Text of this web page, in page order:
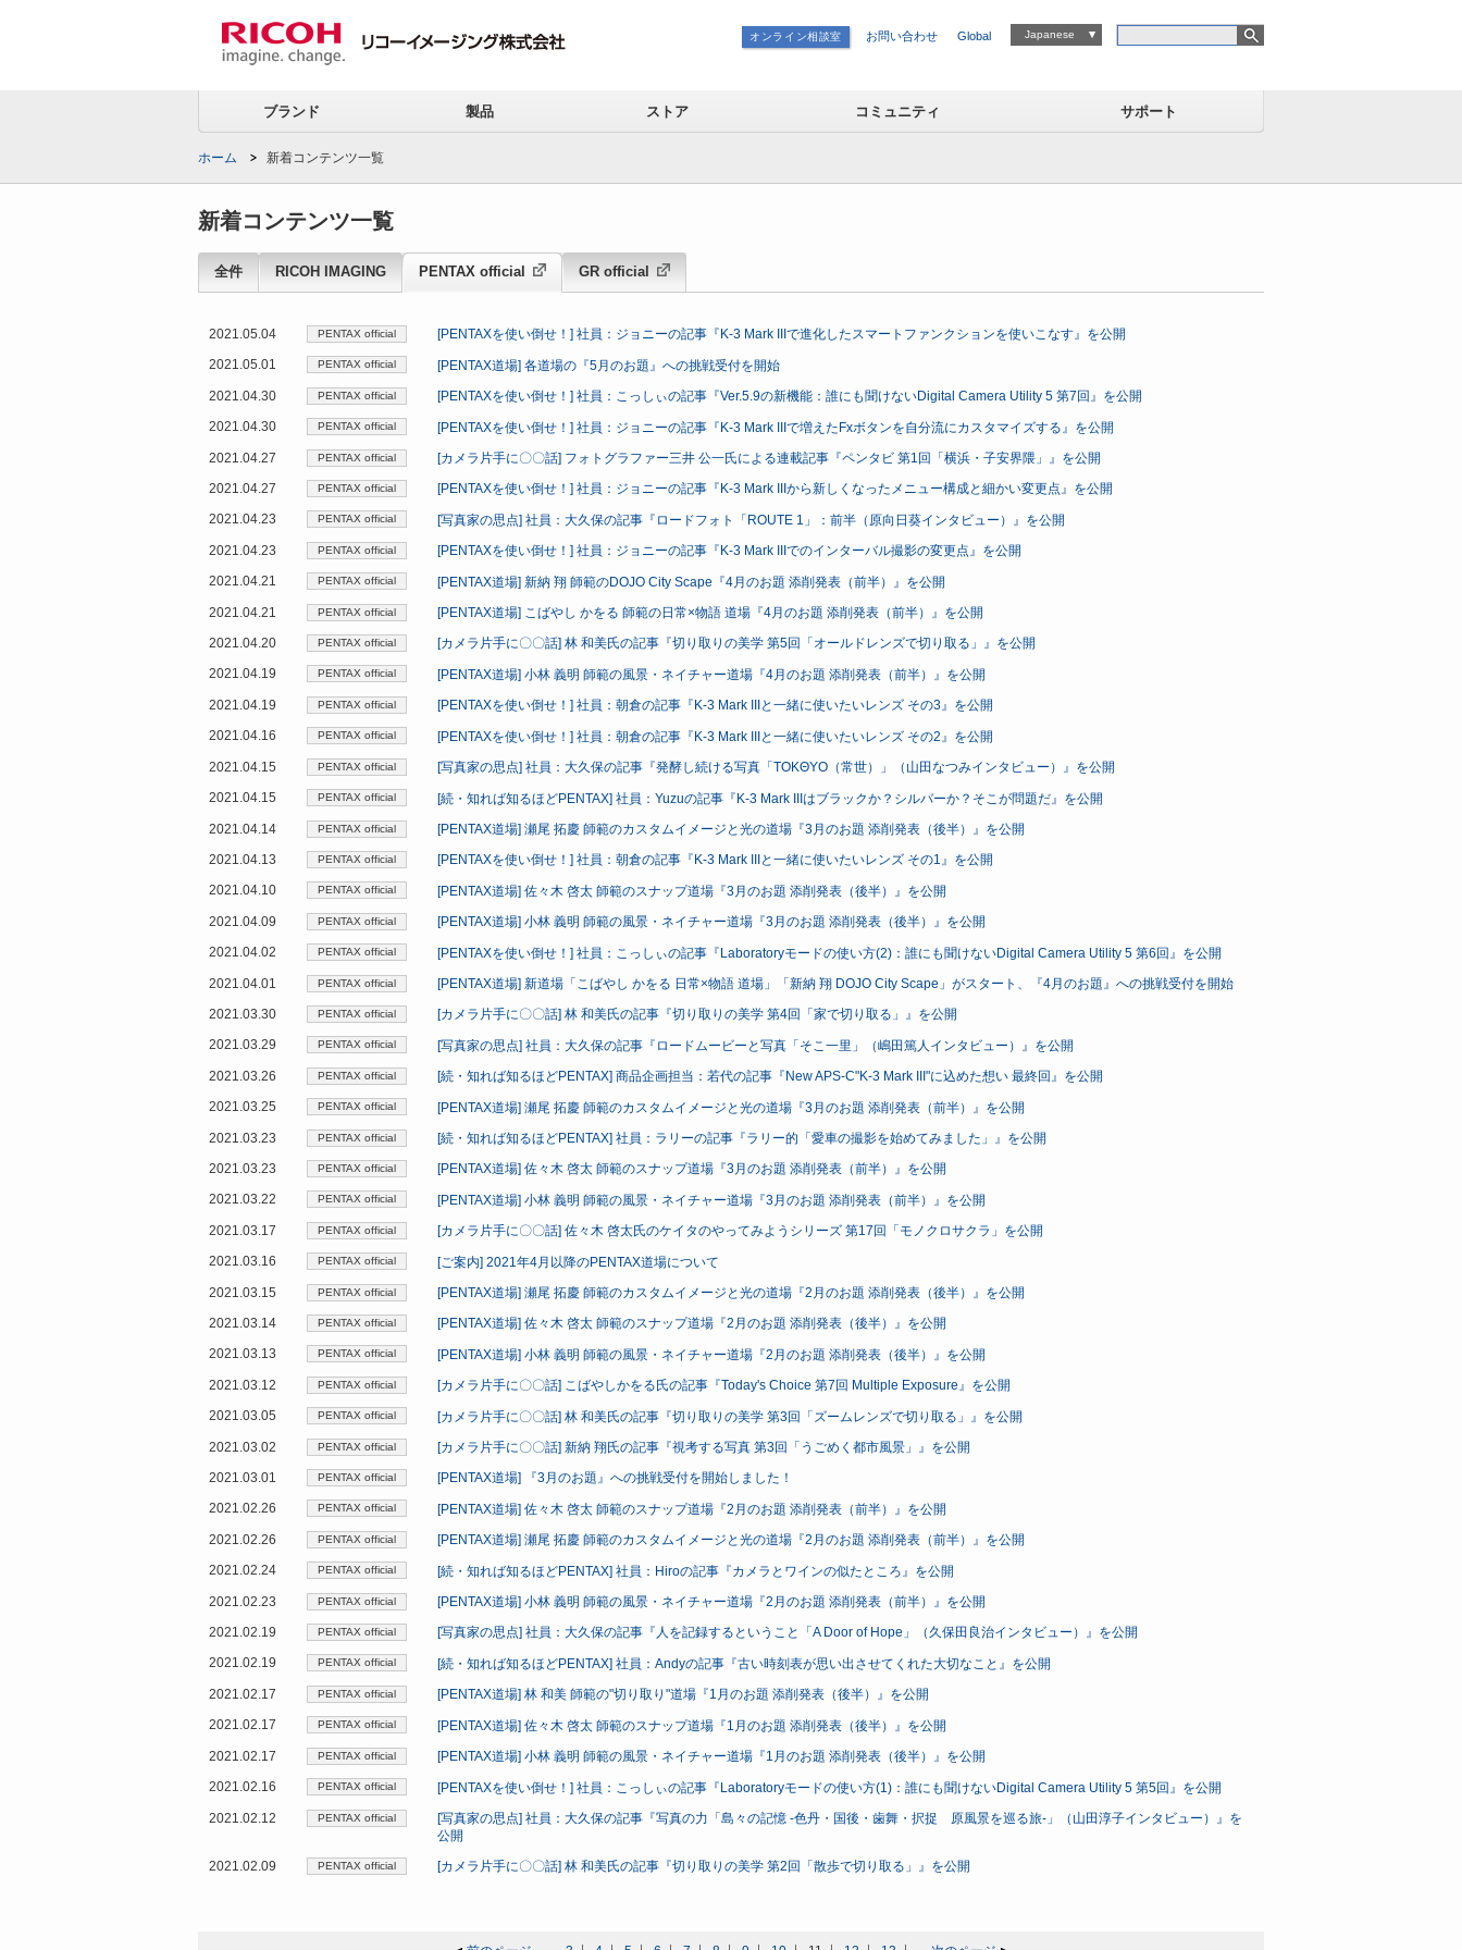
オンライン相談室 お問い合わせ Global Japanese
ブランド 製品 ストア コミュニティ サポート
ホーム 新着コンテンツ一覧
新着コンテンツ一覧
official
全件 RICOH IMAGING PENTAX official GR official
2021.05.04 PENTAX official
[PENTAXを使い倒せ！] 社員：ジョニーの記事『K-3 Mark IIIで進化したスマートファンクションを使いこなす』を公開
2021.05.01
PENTAX official
[PENTAX道場] 各道場の『5月のお題』への挑戦受付を開始
2021.04.30
PENTAX official
[PENTAXを使い倒せ！] 社員：こっしぃの記事『Ver.5.9の新機能：誰にも聞けないDigital Camera Utility 5 第7回』を公開
2021.04.30
PENTAX official
[PENTAXを使い倒せ！] 社員：ジョニーの記事『K-3 Mark IIIで増えたFxボタンを自分流にカスタマイズする』を公開
2021.04.27
PENTAX official
[カメラ片手に〇〇話] フォトグラファー三井 公一氏による連載記事『ペンタビ 第1回「横浜・子安界隈」』を公開
2021.04.27
PENTAX official
[PENTAXを使い倒せ！] 社員：ジョニーの記事『K-3 Mark IIIから新しくなったメニュー構成と細かい変更点』を公開
2021.04.23
PENTAX official
[写真家の思点] 社員：大久保の記事『ロードフォト「ROUTE 1」：前半（原向日葵インタビュー）』を公開
2021.04.23
PENTAX official
[PENTAXを使い倒せ！] 社員：ジョニーの記事『K-3 Mark IIIでのインターバル撮影の変更点』を公開
2021.04.21
PENTAX official
[PENTAX道場] 新納 翔 師範のDOJO City Scape『4月のお題 添削発表（前半）』を公開
2021.04.21
PENTAX official
[PENTAX道場] こばやし かをる 師範の日常×物語 道場『4月のお題 添削発表（前半）』を公開
2021.04.20
PENTAX official
[カメラ片手に〇〇話] 林 和美氏の記事『切り取りの美学 第5回「オールドレンズで切り取る」』を公開
2021.04.19
PENTAX official
[PENTAX道場] 小林 義明 師範の風景・ネイチャー道場『4月のお題 添削発表（前半）』を公開
2021.04.19
PENTAX official
[PENTAXを使い倒せ！] 社員：朝倉の記事『K-3 Mark IIIと一緒に使いたいレンズ その3』を公開
2021.04.16
PENTAX official
[PENTAXを使い倒せ！] 社員：朝倉の記事『K-3 Mark IIIと一緒に使いたいレンズ その2』を公開
2021.04.15
PENTAX official
[写真家の思点] 社員：大久保の記事『発酵し続ける写真「TOKΘYO（常世）」（山田なつみインタビュー）』を公開
2021.04.15
PENTAX official
[続・知れば知るほどPENTAX] 社員：Yuzuの記事『K-3 Mark IIIはブラックか？シルバーか？そこが問題だ』を公開
2021.04.14
PENTAX official
[PENTAX道場] 瀬尾 拓慶 師範のカスタムイメージと光の道場『3月のお題 添削発表（後半）』を公開
2021.04.13
PENTAX official
[PENTAXを使い倒せ！] 社員：朝倉の記事『K-3 Mark IIIと一緒に使いたいレンズ その1』を公開
2021.04.10
PENTAX official
[PENTAX道場] 佐々木 啓太 師範のスナップ道場『3月のお題 添削発表（後半）』を公開
2021.04.09
PENTAX official
[PENTAX道場] 小林 義明 師範の風景・ネイチャー道場『3月のお題 添削発表（後半）』を公開
2021.04.02
PENTAX official
[PENTAXを使い倒せ！] 社員：こっしぃの記事『Laboratoryモードの使い方(2)：誰にも聞けないDigital Camera Utility 5 第6回』を公開
2021.04.01
PENTAX official
[PENTAX道場] 新道場「こばやし かをる 日常×物語 道場」「新納 翔 DOJO City Scape」がスタート、『4月のお題』への挑戦受付を開始
2021.03.30
PENTAX official
[カメラ片手に〇〇話] 林 和美氏の記事『切り取りの美学 第4回「家で切り取る」』を公開
2021.03.29
PENTAX official
[写真家の思点] 社員：大久保の記事『ロードムービーと写真「そこ一里」（嶋田篤人インタビュー）』を公開
2021.03.26
PENTAX official
[続・知れば知るほどPENTAX] 商品企画担当：若代の記事『New APS-C"K-3 Mark III"に込めた想い 最終回』を公開
2021.03.25
PENTAX official
[PENTAX道場] 瀬尾 拓慶 師範のカスタムイメージと光の道場『3月のお題 添削発表（前半）』を公開
2021.03.23
PENTAX official
[続・知れば知るほどPENTAX] 社員：ラリーの記事『ラリー的「愛車の撮影を始めてみました」』を公開
2021.03.23
PENTAX official
[PENTAX道場] 佐々木 啓太 師範のスナップ道場『3月のお題 添削発表（前半）』を公開
2021.03.22
PENTAX official
[PENTAX道場] 小林 義明 師範の風景・ネイチャー道場『3月のお題 添削発表（前半）』を公開
2021.03.17
PENTAX official
[カメラ片手に〇〇話] 佐々木 啓太氏のケイタのやってみようシリーズ 第17回「モノクロサクラ」を公開
2021.03.16
PENTAX official
[ご案内] 2021年4月以降のPENTAX道場について
2021.03.15
PENTAX official
[PENTAX道場] 瀬尾 拓慶 師範のカスタムイメージと光の道場『2月のお題 添削発表（後半）』を公開
2021.03.14
PENTAX official
[PENTAX道場] 佐々木 啓太 師範のスナップ道場『2月のお題 添削発表（後半）』を公開
2021.03.13
PENTAX official
[PENTAX道場] 小林 義明 師範の風景・ネイチャー道場『2月のお題 添削発表（後半）』を公開
2021.03.12
PENTAX official
[カメラ片手に〇〇話] こばやしかをる氏の記事『Today's Choice 第7回 Multiple Exposure』を公開
2021.03.05
PENTAX official
[カメラ片手に〇〇話] 林 和美氏の記事『切り取りの美学 第3回「ズームレンズで切り取る」』を公開
2021.03.02
PENTAX official
[カメラ片手に〇〇話] 新納 翔氏の記事『視考する写真 第3回「うごめく都市風景」』を公開
2021.03.01
PENTAX official
[PENTAX道場] 『3月のお題』への挑戦受付を開始しました！
2021.02.26
PENTAX official
[PENTAX道場] 佐々木 啓太 師範のスナップ道場『2月のお題 添削発表（前半）』を公開
2021.02.26
PENTAX official
[PENTAX道場] 瀬尾 拓慶 師範のカスタムイメージと光の道場『2月のお題 添削発表（前半）』を公開
2021.02.24
PENTAX official
[続・知れば知るほどPENTAX] 社員：Hiroの記事『カメラとワインの似たところ』を公開
2021.02.23
PENTAX official
[PENTAX道場] 小林 義明 師範の風景・ネイチャー道場『2月のお題 添削発表（前半）』を公開
2021.02.19
PENTAX official
[写真家の思点] 社員：大久保の記事『人を記録するということ「A Door of Hope」（久保田良治インタビュー）』を公開
2021.02.19
PENTAX official
[続・知れば知るほどPENTAX] 社員：Andyの記事『古い時刻表が思い出させてくれた大切なこと』を公開
2021.02.17
PENTAX official
[PENTAX道場] 林 和美 師範の"切り取り"道場『1月のお題 添削発表（後半）』を公開
2021.02.17
PENTAX official
[PENTAX道場] 佐々木 啓太 師範のスナップ道場『1月のお題 添削発表（後半）』を公開
2021.02.17
PENTAX official
[PENTAX道場] 小林 義明 師範の風景・ネイチャー道場『1月のお題 添削発表（後半）』を公開
2021.02.16
PENTAX official
[PENTAXを使い倒せ！] 社員：こっしぃの記事『Laboratoryモードの使い方(1)：誰にも聞けないDigital Camera Utility 5 第5回』を公開
2021.02.12
PENTAX official
[写真家の思点] 社員：大久保の記事『写真の力「島々の記憶 -色丹・国後・歯舞・択捉 原風景を巡る旅-」（山田淳子インタビュー）』を
公開
2021.02.09
PENTAX official [カメラ片手に〇〇話] 林 和美氏の記事『切り取りの美学 第2回「散歩で切り取る」』を公開